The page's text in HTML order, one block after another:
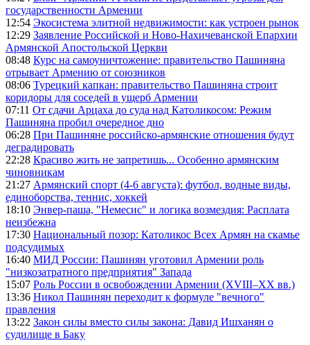
государственности Армении
12:54 Экосистема элитной недвижимости: как устроен рынок
12:29 Заявление Российской и Ново-Нахичеванской Епархии
Армянской Апостольской Церкви
08:48 Курс на самоуничтожение: правительство Пашиняна
отрывает Армению от союзников
08:06 Турецкий капкан: правительство Пашиняна строит
коридоры для соседей в ущерб Армении
07:11 От сдачи Арцаха до суда над Католикосом: Режим
Пашиняна пробил очередное дно
06:28 При Пашиняне российско-армянские отношения будут
деградировать
22:28 Красиво жить не запретишь... Особенно армянским
чиновникам
21:27 Армянский спорт (4-6 августа): футбол, водные виды,
единоборства, теннис, хоккей
18:10 Энвер-паша, "Немесис" и логика возмездия: Расплата
неизбежна
17:30 Национальный позор: Католикос Всех Армян на скамье
подсудимых
16:40 МИД России: Пашинян уготовил Армении роль
"низкозатратного предприятия" Запада
15:07 Роль России в освобождении Армении (XVIII–XX вв.)
13:36 Никол Пашинян переходит к формуле "вечного"
правления
13:22 Закон силы вместо силы закона: Давид Ишханян о
судилище в Баку